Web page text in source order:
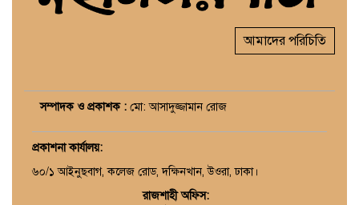
আমাদের পরিচিতি
সম্পাদক ও প্রকাশক : মো: আসাদুজ্জামান রোজ
প্রকাশনা কার্যালয়:
৬০/১ আইনুছবাগ, কলেজ রোড, দক্ষিনখান, উওরা, ঢাকা।
রাজশাহী অফিস: